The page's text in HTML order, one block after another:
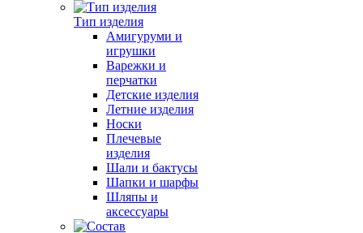
Тип изделия
Амигуруми и
игрушки
Варежки и
перчатки
Детские изделия
Летние изделия
Носки
Плечевые
изделия
Шали и бактусы
Шапки и шарфы
Шляпы и
аксессуары